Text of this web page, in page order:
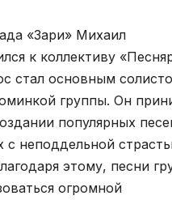
«Зари» Михаил
к коллективу
стал основным
группы. Он
популярных
с неподдельной
этому, песни
огромной